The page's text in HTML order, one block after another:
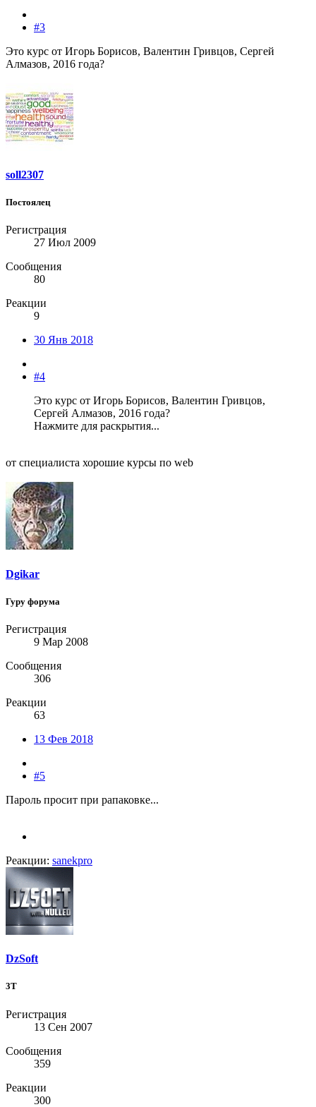
#3
Это курс от Игорь Борисов, Валентин Гривцов, Сергей
Алмазов, 2016 года?
soll2307
Постоялец
Регистрация
27 Июл 2009
Сообщения
80
Реакции
9
30 Янв 2018
#4
Это курс от Игорь Борисов, Валентин Гривцов,
Сергей Алмазов, 2016 года?
Нажмите для раскрытия...
от специалиста хорошие курсы по web
Dgikar
Гуру форума
Регистрация
9 Мар 2008
Сообщения
306
Реакции
63
13 Фев 2018
#5
Пароль просит при рапаковке...
Реакции: sanekpro
DzSoft
3T
Регистрация
13 Сен 2007
Сообщения
359
Реакции
300